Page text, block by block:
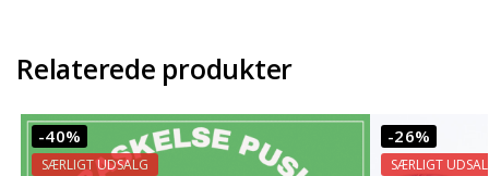
Relaterede produkter
-40%
SÆRLIGT UDSALG
-26%
SÆRLIGT